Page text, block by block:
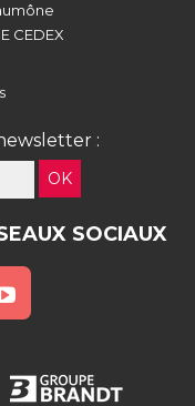
CEDEX
:
OK
SOCIAUX